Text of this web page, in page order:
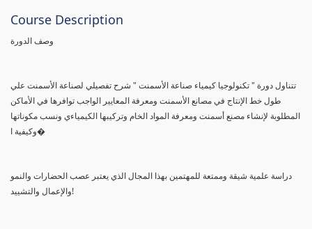
Course Description
وصف الدورة
تتناول دورة " تكنولوجيا كيمياء صناعة الأسمنت " شرح تفصيلي لصناعة الأسمنت علي
طول خط الإنتاج في مصانع الأسمنت ومعرفة المعايير الواجب توافرها في الأماكن
المطلوبة لإنشاء مصنع أسمنت ومعرفة المواد الخام وتركيبها الكيمياءي ونسب مكوناتها
وكيفية ا�
دراسة علمية شيقة وممتعة للمهتمين بهذا المجال الذي يعتبر عصب الحضارات والنمو
والإعمال والتشييد!